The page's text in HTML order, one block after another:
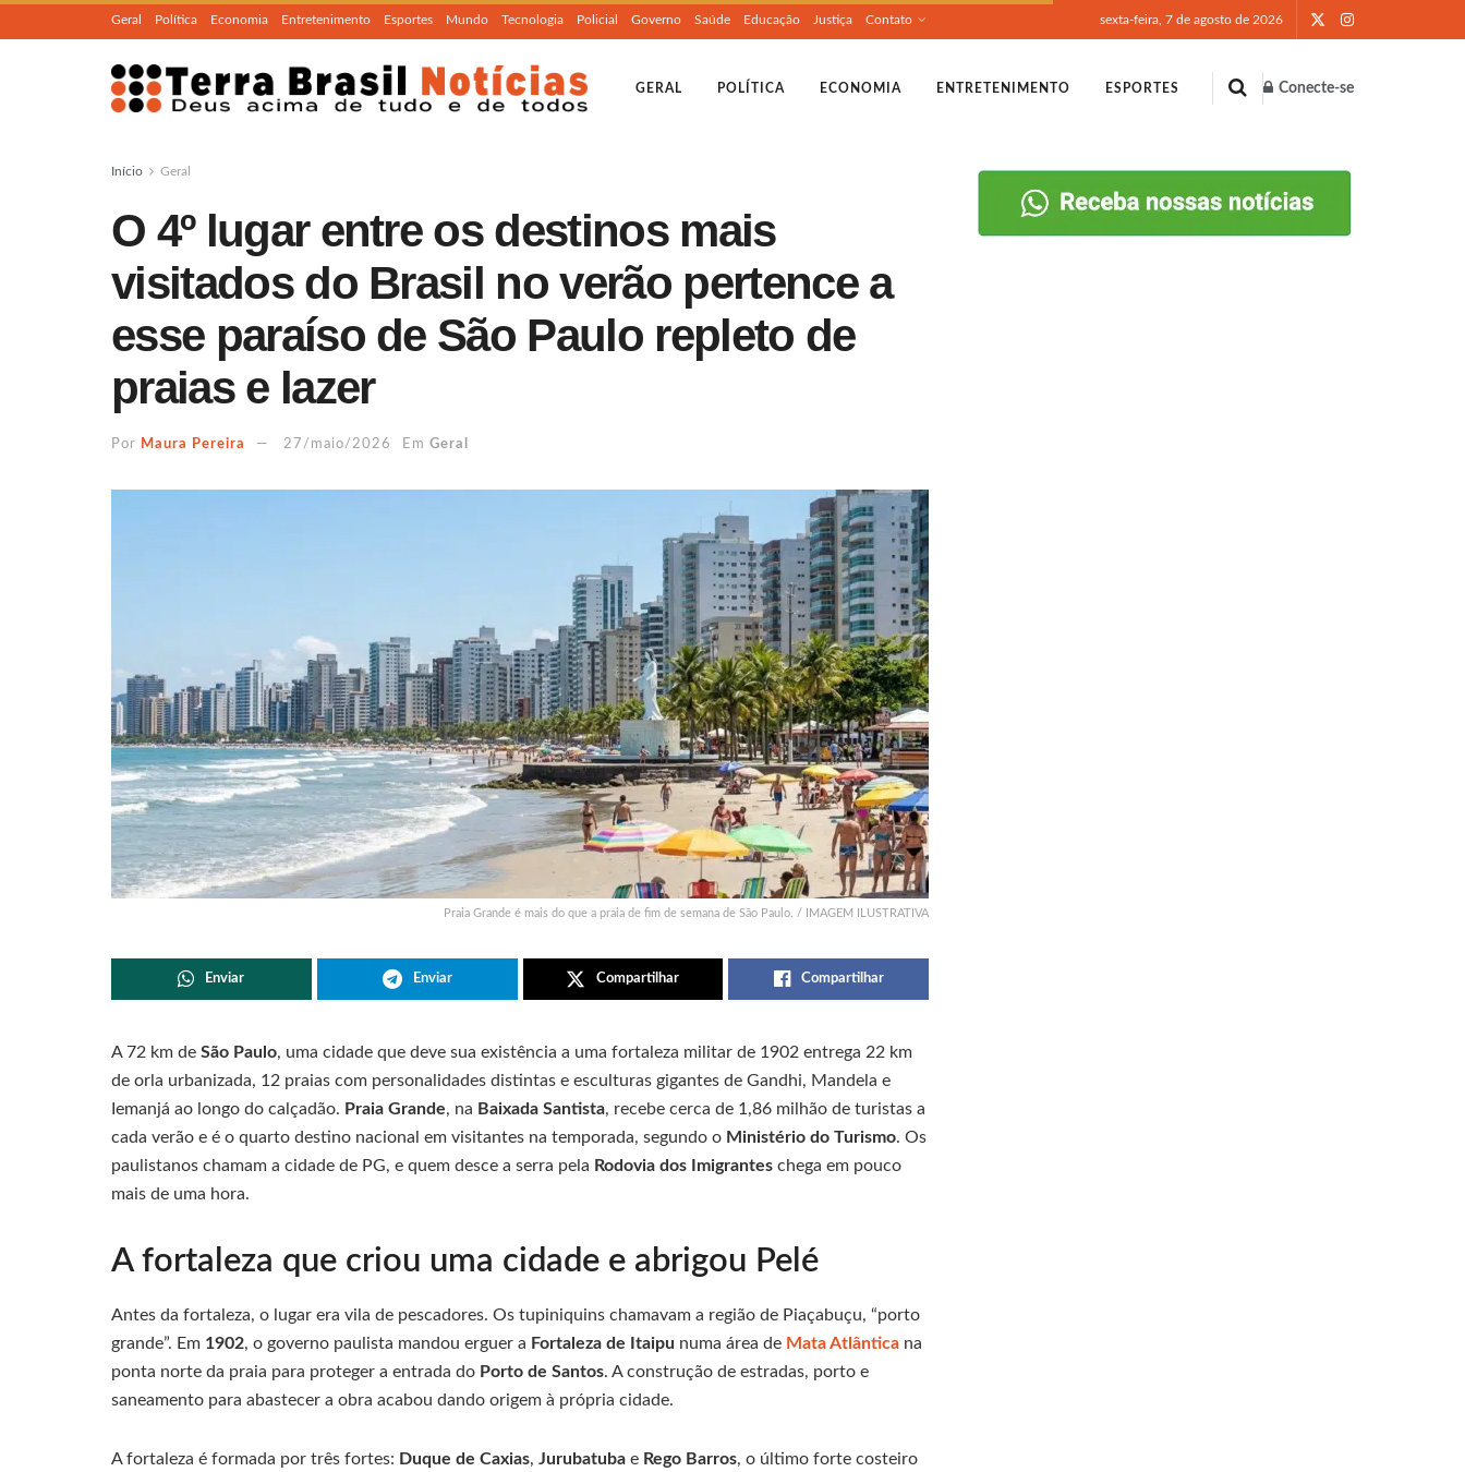
Geral Política Economia Entretenimento Esportes Mundo Tecnologia Policial Governo Saúde Educação Justiça Contato sexta-feira, 7 de agosto de 2026
GERAL POLÍTICA ECONOMIA ENTRETENIMENTO ESPORTES Conecte-se
Início Geral
O 4º lugar entre os destinos mais
visitados do Brasil no verão pertence a
esse paraíso de São Paulo repleto de
praias e lazer
Por Maura Pereira 27/maio/2026 Em Geral
Praia Grande é mais do que a praia de fim de semana de São Paulo. / IMAGEM ILUSTRATIVA
Enviar Enviar Compartilhar Compartilhar
A 72 km de São Paulo, uma cidade que deve sua existência a uma fortaleza militar de 1902 entrega 22 km
de orla urbanizada, 12 praias com personalidades distintas e esculturas gigantes de Gandhi, Mandela e
Iemanjá ao longo do calçadão. Praia Grande, na Baixada Santista, recebe cerca de 1,86 milhão de turistas a
cada verão e é o quarto destino nacional em visitantes na temporada, segundo o Ministério do Turismo. Os
paulistanos chamam a cidade de PG, e quem desce a serra pela Rodovia dos Imigrantes chega em pouco
mais de uma hora.
A fortaleza que criou uma cidade e abrigou Pelé
Antes da fortaleza, o lugar era vila de pescadores. Os tupiniquins chamavam a região de Piaçabuçu, “porto
grande”. Em 1902, o governo paulista mandou erguer a Fortaleza de Itaipu numa área de Mata Atlântica na
ponta norte da praia para proteger a entrada do Porto de Santos. A construção de estradas, porto e
saneamento para abastecer a obra acabou dando origem à própria cidade.
A fortaleza é formada por três fortes: Duque de Caxias, Jurubatuba e Rego Barros, o último forte costeiro